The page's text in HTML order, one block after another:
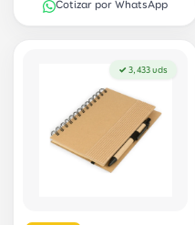
Cotizar por WhatsApp
✓ 3,433 uds